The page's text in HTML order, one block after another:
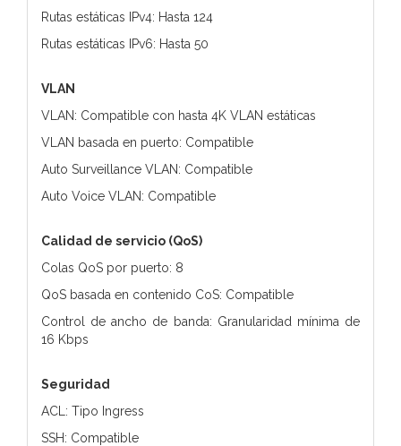
Rutas estáticas IPv4: Hasta 124
Rutas estáticas IPv6: Hasta 50
VLAN
VLAN: Compatible con hasta 4K VLAN estáticas
VLAN basada en puerto: Compatible
Auto Surveillance VLAN: Compatible
Auto Voice VLAN: Compatible
Calidad de servicio (QoS)
Colas QoS por puerto: 8
QoS basada en contenido CoS: Compatible
Control de ancho de banda: Granularidad mínima de
16 Kbps
Seguridad
ACL: Tipo Ingress
SSH: Compatible